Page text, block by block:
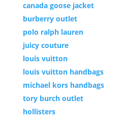
canada goose jacket
burberry outlet
polo ralph lauren
juicy couture
louis vuitton
louis vuitton handbags
michael kors handbags
tory burch outlet
hollisters